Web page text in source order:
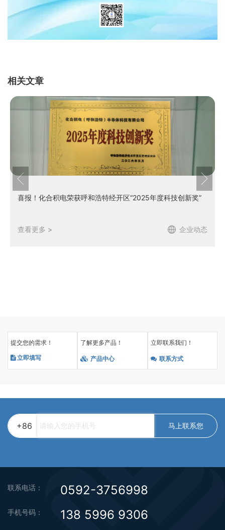
相关文章
喜报！化合积电荣获呼和浩特经开区“2025年度科技创新奖”
查看更多 > 企业动态
提交您的需求！
立即填写
了解更多产品！
产品中心
立即联系我们！
联系方式
+86 马上联系您
联系电话： 0592-3756998
手机号码： 138 5996 9306